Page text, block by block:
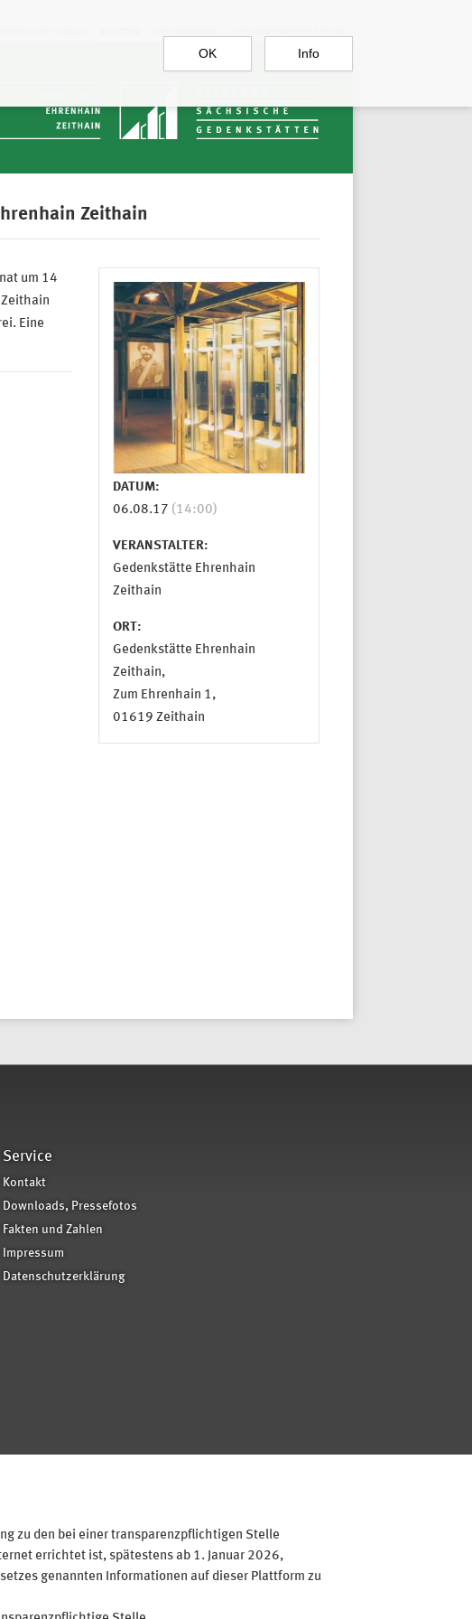
OK Info
Zeithain
DATUM:
06.08.17 (14:00)
VERANSTALTER:
Gedenkstätte Ehrenhain
Zeithain
ORT:
Gedenkstätte Ehrenhain
Zeithain,
Zum Ehrenhain 1,
01619 Zeithain
um 14
Eine
Service
Kontakt
Downloads, Pressefotos
Fakten und Zahlen
Impressum
Datenschutzerklärung
zu den bei einer transparenzpflichtigen Stelle
errichtet ist, spätestens ab 1. Januar 2026,
genannten Informationen auf dieser Plattform zu